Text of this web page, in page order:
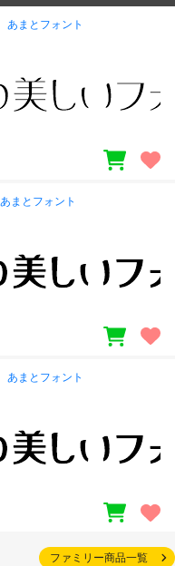
あまとフォント
あまとフォント
あまとフォント
ファミリー商品一覧